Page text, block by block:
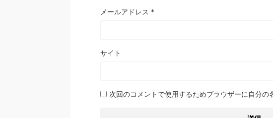
メールアドレス *
サイト
次回のコメントで使用するためブラウザーに自分の